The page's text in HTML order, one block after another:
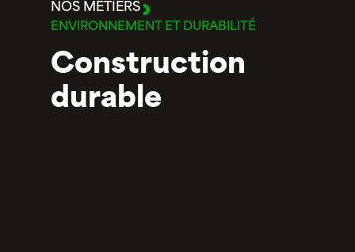
NOS MÉTIERS
ENVIRONNEMENT ET DURABILITÉ
Construction
durable